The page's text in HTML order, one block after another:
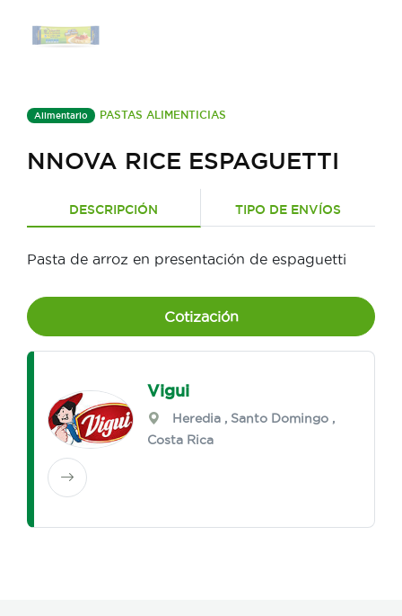
Alimentario PASTAS ALIMENTICIAS
NNOVA RICE ESPAGUETTI
DESCRIPCIÓN TIPO DE ENVÍOS
Pasta de arroz en presentación de espaguetti
Cotización
Vigui
Heredia , Santo Domingo ,
Costa Rica